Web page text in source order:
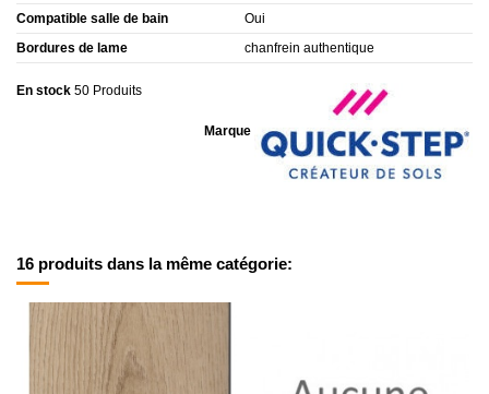
Compatible salle de bain
Oui
Bordures de lame
chanfrein authentique
Marque
En stock 50 Produits
16 produits dans la même catégorie: